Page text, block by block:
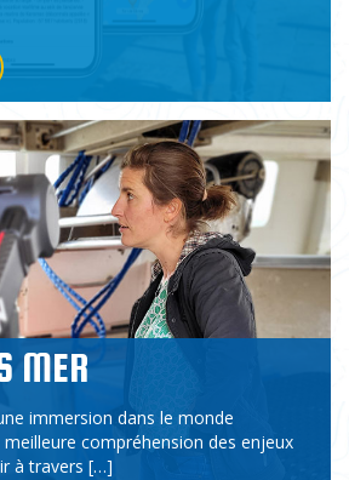
MER
immersion dans le monde
compréhension des enjeux
à travers […]